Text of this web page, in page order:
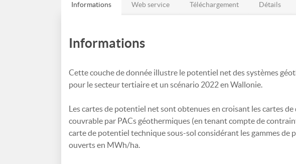
Informations Web service Téléchargement Détails
Informations
Cette couche de donnée illustre le potentiel net des systèmes
pour le secteur tertiaire et un scénario 2022 en Wallonie.
Les cartes de potentiel net sont obtenues en croisant les cartes
couvrable par PACs géothermiques (en tenant compte de
carte de potentiel technique sous-sol considérant les gammes de
ouverts en MWh/ha.